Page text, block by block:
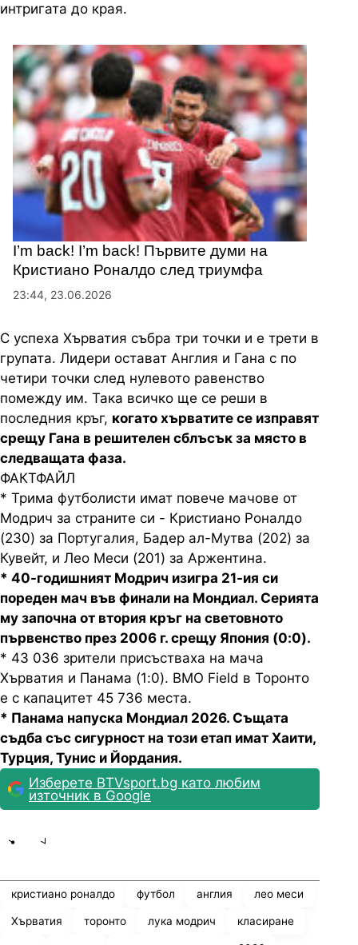
интригата до края.
I’m back! I’m back! Първите думи на
Кристиано Роналдо след триумфа
23:44, 23.06.2026
С успеха Хърватия събра три точки и е трети в
групата. Лидери остават Англия и Гана с по
четири точки след нулевото равенство
помежду им. Така всичко ще се реши в
последния кръг, когато хърватите се изправят
срещу Гана в решителен сблъсък за място в
следващата фаза.
ФАКТФАЙЛ
* Трима футболисти имат повече мачове от
Модрич за страните си - Кристиано Роналдо
(230) за Португалия, Бадер ал-Мутва (202) за
Кувейт, и Лео Меси (201) за Аржентина.
* 40-годишният Модрич изигра 21-ия си
пореден мач във финали на Мондиал. Серията
му започна от втория кръг на световното
първенство през 2006 г. срещу Япония (0:0).
* 43 036 зрители присъстваха на мача
Хърватия и Панама (1:0). BMO Field в Торонто
е с капацитет 45 736 места.
* Панама напуска Мондиал 2026. Същата
съдба със сигурност на този етап имат Хаити,
Турция, Тунис и Йордания.
Изберете BTVsport.bg като любим
източник в Google
кристиано роналдо футбол англия лео меси
Хърватия торонто лука модрич класиране